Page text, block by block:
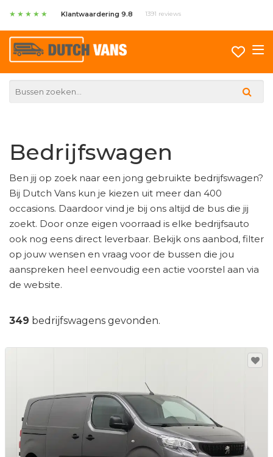
★ ★ ★ ★ ★ Klantwaardering 9.8 1391 reviews
Bedrijfswagen
Ben jij op zoek naar een jong gebruikte bedrijfswagen?
Bij Dutch Vans kun je kiezen uit meer dan 400
occasions. Daardoor vind je bij ons altijd de bus die jij
zoekt. Door onze eigen voorraad is elke bedrijfsauto
ook nog eens direct leverbaar. Bekijk ons aanbod, filter
op jouw wensen en vraag voor de bussen die jou
aanspreken heel eenvoudig een actie voorstel aan via
de website.
349 bedrijfswagens gevonden.